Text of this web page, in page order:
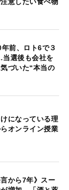
年前、ロト6で３
選後も会社を
づいた“本当の
になっている理
オンライン授業
から7年》スー